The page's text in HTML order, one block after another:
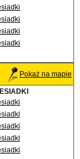
Pokaż na mapie